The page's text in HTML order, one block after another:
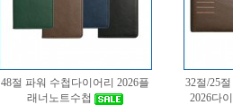
48절 파워 수첩다이어리 2026플
래너노트수첩
32절/25
2026다